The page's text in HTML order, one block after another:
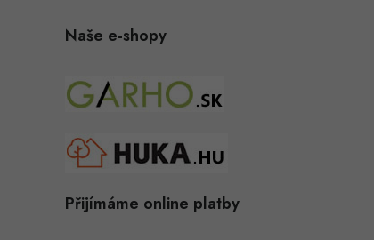
Naše e-shopy
Přijímáme online platby